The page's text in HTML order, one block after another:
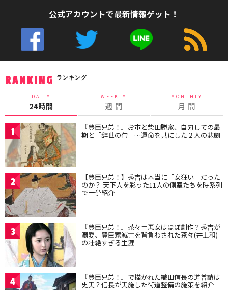
公式アカウントで最新情報ゲット！
RANKING ランキング
DAILY
24時間
WEEKLY
週 間
MONTHLY
月 間
1 『豊臣兄弟！』お市と柴田勝家、自刃しての最
期と「辞世の句」…運命を共にした２人の悲劇
2 【豊臣兄弟！】秀吉は本当に「女狂い」だった
のか？ 天下人を彩った11人の側室たちを時系列
で一挙紹介
3 『豊臣兄弟！』茶々＝悪女はほぼ創作？秀吉が
溺愛、豊臣家滅亡を背負わされた茶々(井上和)
の壮絶すぎる生涯
4 『豊臣兄弟！』で描かれた織田信長の道普請は
史実？信長が実施した街道整備の施策を紹介